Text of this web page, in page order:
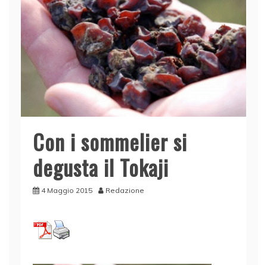
Con i sommelier si
degusta il Tokaji
4 Maggio 2015 Redazione